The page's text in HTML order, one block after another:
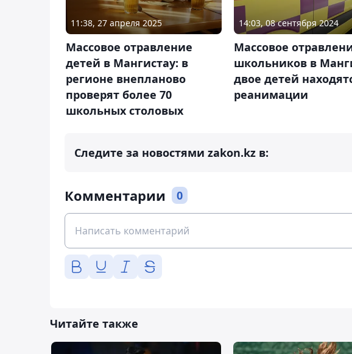
11:38, 27 апреля 2025
Массовое отравление
детей в Мангистау: в
регионе внепланово
проверят более 70
школьных столовых
14:03, 08 сентября 2024
Массовое
школьников в
двое детей
реанимации
Следите за новостями zakon.kz в:
Комментарии 0
Читайте также